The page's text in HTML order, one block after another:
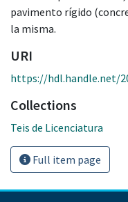
pavimento rígido
la misma.
URI
https://hdl.handle.net/
Collections
Teis de Licenciatura
Full item page